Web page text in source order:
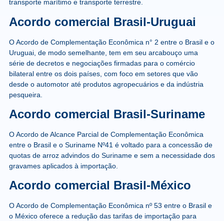
transporte marítimo e transporte terrestre.
Acordo comercial Brasil-Uruguai
O Acordo de Complementação Econômica n° 2 entre o Brasil e o
Uruguai, de modo semelhante, tem em seu arcabouço uma
série de decretos e negociações firmadas para o comércio
bilateral entre os dois países, com foco em setores que vão
desde o automotor até produtos agropecuários e da indústria
pesqueira.
Acordo comercial Brasil-Suriname
O Acordo de Alcance Parcial de Complementação Econômica
entre o Brasil e o Suriname Nº41 é voltado para a concessão de
quotas de arroz advindos do Suriname e sem a necessidade dos
gravames aplicados à importação.
Acordo comercial Brasil-México
O Acordo de Complementação Econômica nº 53 entre o Brasil e
o México oferece a redução das tarifas de importação para